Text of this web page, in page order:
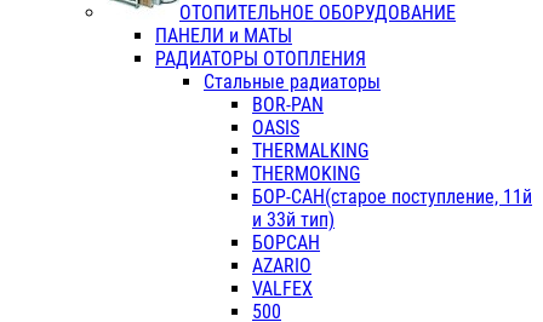
ОТОПИТЕЛЬНОЕ ОБОРУДОВАНИЕ
ПАНЕЛИ и МАТЫ
РАДИАТОРЫ ОТОПЛЕНИЯ
Стальные радиаторы
BOR-PAN
OASIS
THERMALKING
THERMOKING
БОР-САН(старое поступление, 11й
и 33й тип)
БОРСАН
AZARIO
VALFEX
500